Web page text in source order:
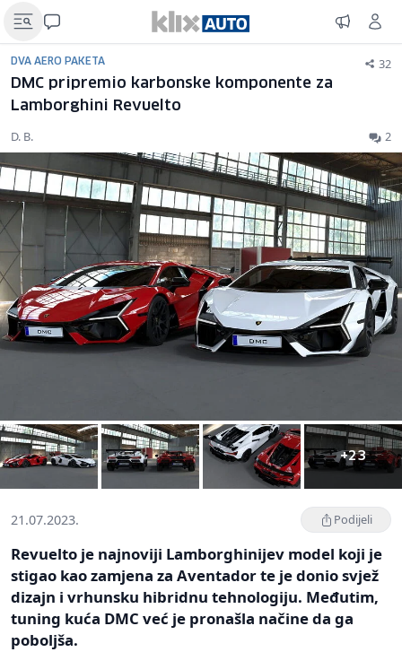
DVA AERO PAKETA 32
DMC pripremio karbonske komponente za
Lamborghini Revuelto
D. B. 2
+23
21.07.2023. Podijeli
Revuelto je najnoviji Lamborghinijev model koji je
stigao kao zamjena za Aventador te je donio svjež
dizajn i vrhunsku hibridnu tehnologiju. Međutim,
tuning kuća DMC već je pronašla načine da ga
poboljša.